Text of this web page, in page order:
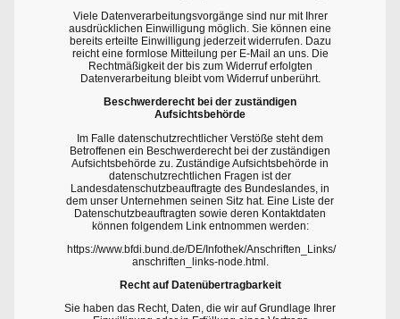
Viele Datenverarbeitungsvorgänge sind nur mit Ihrer
ausdrücklichen Einwilligung möglich. Sie können eine
bereits erteilte Einwilligung jederzeit widerrufen. Dazu
reicht eine formlose Mitteilung per E-Mail an uns. Die
Rechtmäßigkeit der bis zum Widerruf erfolgten
Datenverarbeitung bleibt vom Widerruf unberührt.
Beschwerderecht bei der zuständigen
Aufsichtsbehörde
Im Falle datenschutzrechtlicher Verstöße steht dem
Betroffenen ein Beschwerderecht bei der zuständigen
Aufsichtsbehörde zu. Zuständige Aufsichtsbehörde in
datenschutzrechtlichen Fragen ist der
Landesdatenschutzbeauftragte des Bundeslandes, in
dem unser Unternehmen seinen Sitz hat. Eine Liste der
Datenschutzbeauftragten sowie deren Kontaktdaten
können folgendem Link entnommen werden:
https://www.bfdi.bund.de/DE/Infothek/Anschriften_Links/
anschriften_links-node.html.
Recht auf Datenübertragbarkeit
Sie haben das Recht, Daten, die wir auf Grundlage Ihrer